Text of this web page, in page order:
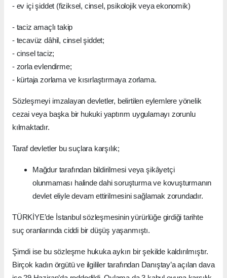
- ev içi şiddet (fiziksel, cinsel, psikolojik veya ekonomik)
- taciz amaçlı takip
- tecavüz dâhil, cinsel şiddet;
- cinsel taciz;
- zorla evlendirme;
- kürtaja zorlama ve kısırlaştırmaya zorlama.
Sözleşmeyi imzalayan devletler, belirtilen eylemlere yönelik
cezai veya başka bir hukuki yaptırım uygulamayı zorunlu
kılmaktadır.
Taraf devletler bu suçlara karşılık;
Mağdur tarafından bildirilmesi veya şikâyetçi
olunmaması halinde dahi soruşturma ve kovuşturmanın
devlet eliyle devam ettirilmesini sağlamak zorundadır.
TÜRKİYE’de İstanbul sözleşmesinin yürürlüğe girdiği tarihte
suç oranlarında ciddi bir düşüş yaşanmıştı.
Şimdi ise bu sözleşme hukuka aykırı bir şekilde kaldırılmıştır.
Birçok kadın örgütü ve ilgililer tarafından Danıştay’a açılan dava